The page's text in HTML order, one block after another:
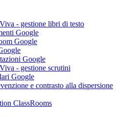
- gestione libri di testo
Google
Google
Google
- gestione scrutini
Google
e contrasto alla dispersione
ClassRooms